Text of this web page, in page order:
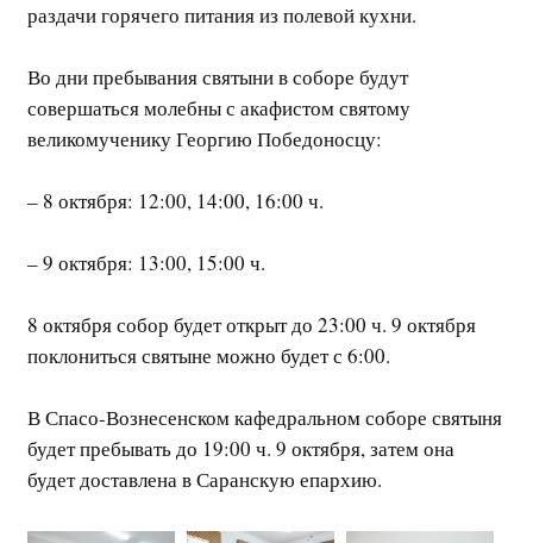
раздачи горячего питания из полевой кухни.
Во дни пребывания святыни в соборе будут
совершаться молебны с акафистом святому
великомученику Георгию Победоносцу:
– 8 октября: 12:00, 14:00, 16:00 ч.
– 9 октября: 13:00, 15:00 ч.
8 октября собор будет открыт до 23:00 ч. 9 октября
поклониться святыне можно будет с 6:00.
В Спасо-Вознесенском кафедральном соборе святыня
будет пребывать до 19:00 ч. 9 октября, затем она
будет доставлена в Саранскую епархию.